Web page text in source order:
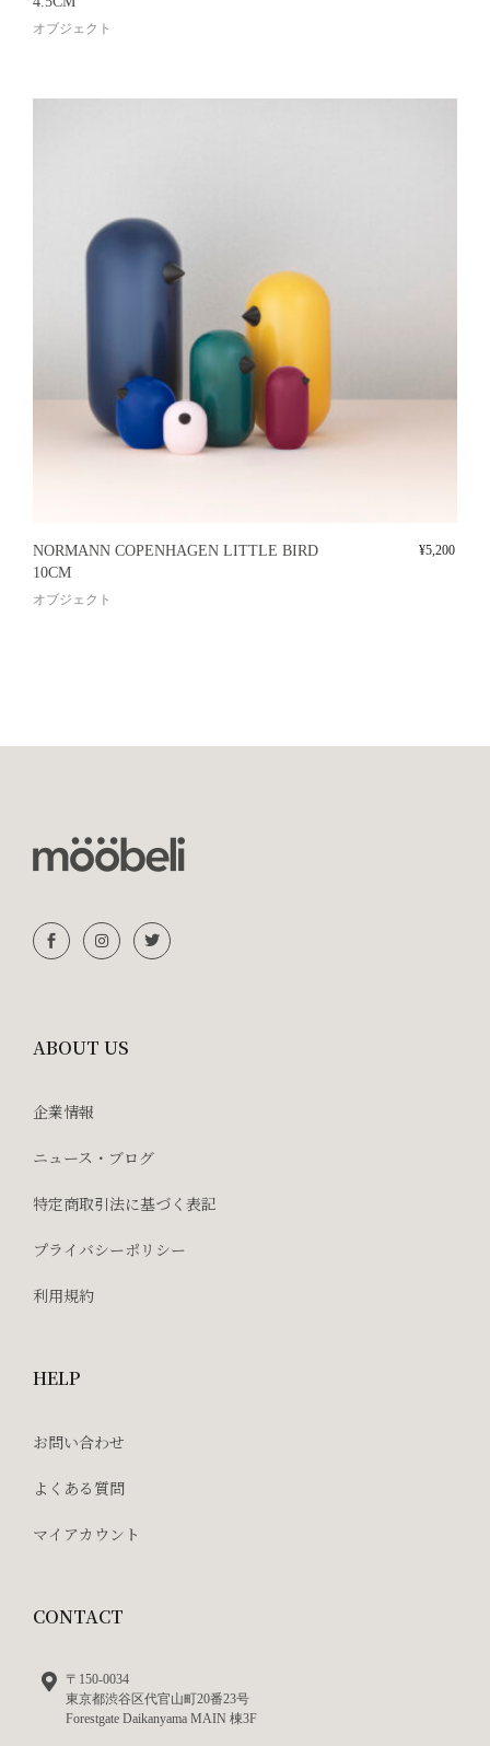
オブジェクト
NORMANN COPENHAGEN LITTLE BIRD
10CM
オブジェクト
¥5,200
ABOUT US
企業情報
ニュース・ブログ
特定商取引法に基づく表記
プライバシーポリシー
利用規約
HELP
お問い合わせ
よくある質問
マイアカウント
CONTACT
〒150-0034
東京都渋谷区代官山町20番23号
Forestgate Daikanyama MAIN 棟3F